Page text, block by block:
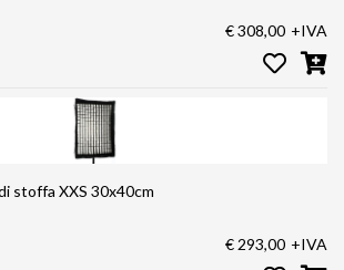
€ 308,00 +IVA
Griglia 30› di stoffa XXS 30x40cm
€ 293,00 +IVA